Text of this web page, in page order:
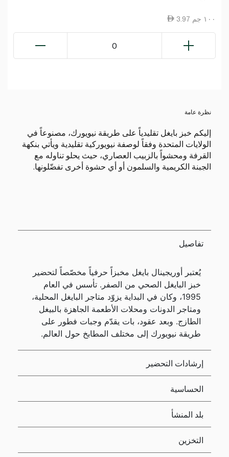
3.97 ١٠٠ جم
0
نظرة عامة
إليكم خبز بايغل تقليدياً على طريقة نيويورك، مصنوعاً في
الولايات المتحدة وفقاً لوصفة نيويوركية تقليدية ويأتي بنكهة
القرفة ومحشواً بالزبيب العصاري، حيث يحلو تناوله مع
الجبنة الكريمية والسلمون أو أي حشوة أخرى تفضّلونها.
تفاصيل
يُعتبر أوريجينال بايغل مخبزاً حرفياً مخصّصاً لتحضير
خبز البايغل الصحي من الصفر. تأسس في العام
1995، وكان في البداية يزوّد متاجر البايغل المحلية،
ومتاجر الدونات ومحلات الأطعمة الجاهزة بالبيغل
الطازج. وبعد عقود، بات يقدّم وجبات فطور على
طريقة نيويورك إلى مختلف المطابخ حول العالم.
إرشادات التحضير
الحساسية
بلد المنشأ
التخزين